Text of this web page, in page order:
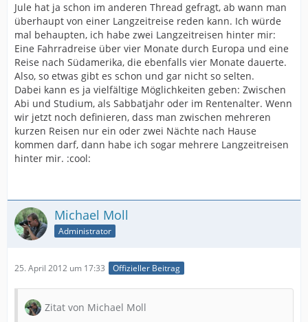
Jule hat ja schon im anderen Thread gefragt, ab wann man
überhaupt von einer Langzeitreise reden kann. Ich würde
mal behaupten, ich habe zwei Langzeitreisen hinter mir:
Eine Fahrradreise über vier Monate durch Europa und eine
Reise nach Südamerika, die ebenfalls vier Monate dauerte.
Also, so etwas gibt es schon und gar nicht so selten.
Dabei kann es ja vielfältige Möglichkeiten geben: Zwischen
Abi und Studium, als Sabbatjahr oder im Rentenalter. Wenn
wir jetzt noch definieren, dass man zwischen mehreren
kurzen Reisen nur ein oder zwei Nächte nach Hause
kommen darf, dann habe ich sogar mehrere Langzeitreisen
hinter mir. :cool:
Michael Moll
Administrator
25. April 2012 um 17:33 Offizieller Beitrag
Zitat von Michael Moll